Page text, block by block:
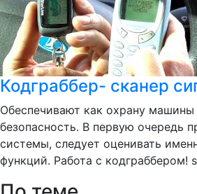
Кодграббер- сканер
Обеспечивают как охрану машины
безопасность. В первую очередь
системы, следует оценивать
функций. Работа с кодграббером!